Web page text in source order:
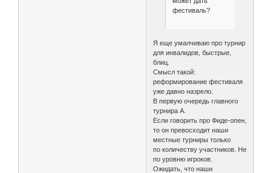
фестиваль?
Я еще умалчиваю про турнир
для инвалидов, быстрые,
блиц.
Смысл такой:
реформирование фестиваля
уже давно назрело.
В первую очередь главного
турнира А.
Если говорить про Фиде-опен,
то он превосходит наши
местные турниры только
по количеству участников. Не
по уровню игроков.
Ожидать, что наши